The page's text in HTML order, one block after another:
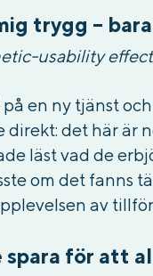
trygg –
usability effect
på en ny tjänst
direkt: det här är
läst vad de
om det fanns
av
spara för att